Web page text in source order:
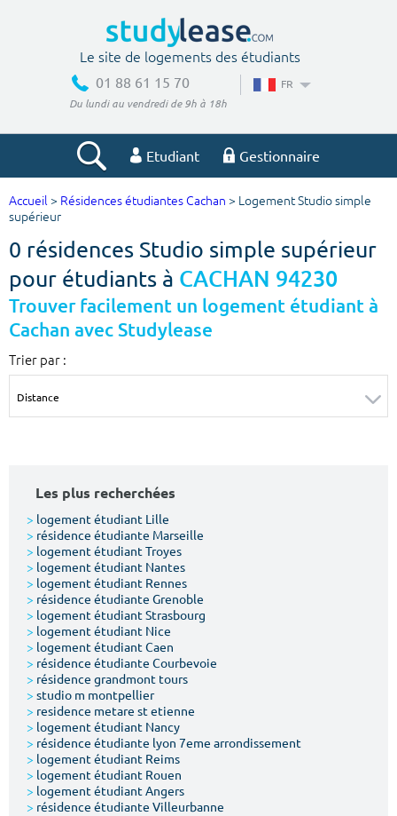
Le site de logements des étudiants
01 88 61 15 70
Du lundi au vendredi de 9h à 18h
FR
Etudiant Gestionnaire
Votre recherche
Ville, école
Budget min
€
Budget max
€
Surface min Surface max
Type de location
Votre date d'entrée
Chercher
Accueil > Résidences étudiantes Cachan > Logement Studio simple
supérieur
0 résidences Studio simple supérieur
pour étudiants à CACHAN 94230
Trouver facilement un logement étudiant à
Cachan avec Studylease
Trier par :
Les plus recherchées
> logement étudiant Lille
> résidence étudiante Marseille
> logement étudiant Troyes
> logement étudiant Nantes
> logement étudiant Rennes
> résidence étudiante Grenoble
> logement étudiant Strasbourg
> logement étudiant Nice
> logement étudiant Caen
> résidence étudiante Courbevoie
> résidence grandmont tours
> studio m montpellier
> residence metare st etienne
> logement étudiant Nancy
> résidence étudiante lyon 7eme arrondissement
> logement étudiant Reims
> logement étudiant Rouen
> logement étudiant Angers
> résidence étudiante Villeurbanne